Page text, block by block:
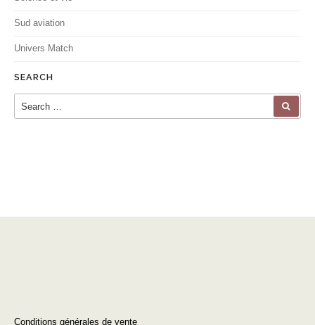
Sud aviation
Univers Match
SEARCH
Search for:
Conditions générales de vente